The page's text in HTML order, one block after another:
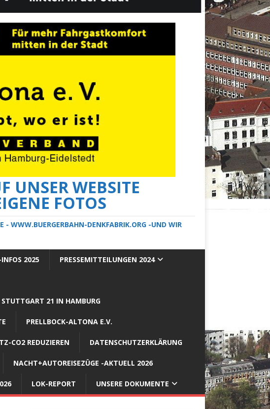
UNSER WEBSITE
FOTOS
- WWW.BUERGERBAHN-DENKFABRIK.ORG -UND WIR
INFOS 2025 PRESSEMITTEILUNGEN 2024
21 IN HAMBURG
PRELLBOCK-ALTONA E.V.
CO2 REDUZIEREN DATENSCHUTZERKLÄRUNG
NACHT+AUTOREISEZÜGE -AKTUELL 2026
LOK-REPORT UNSERE DOKUMENTE